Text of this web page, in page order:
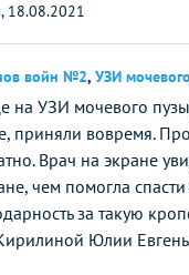
18.08.2021
войн №2, УЗИ
на УЗИ мочевого
приняли вовремя.
Врач на экране
чем помогла
за такую
Юлии